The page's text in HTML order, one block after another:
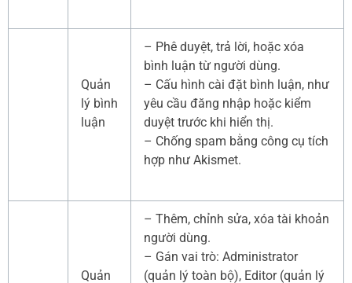
Quản
lý bình
luận
– Phê duyệt, trả lời, hoặc xóa
bình luận từ người dùng.
– Cấu hình cài đặt bình luận, như
yêu cầu đăng nhập hoặc kiểm
duyệt trước khi hiển thị.
– Chống spam bằng công cụ tích
hợp như Akismet.
Quản
– Thêm, chỉnh sửa, xóa tài khoản
người dùng.
– Gán vai trò: Administrator
(quản lý toàn bộ), Editor (quản lý